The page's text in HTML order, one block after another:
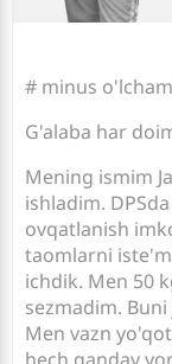
# minus
G'alaba har
Mening ismim
ishladim.
ovqatlanish
taomlarni
ichdik. Men 50
sezmadim.
Men vazn
hech qanday